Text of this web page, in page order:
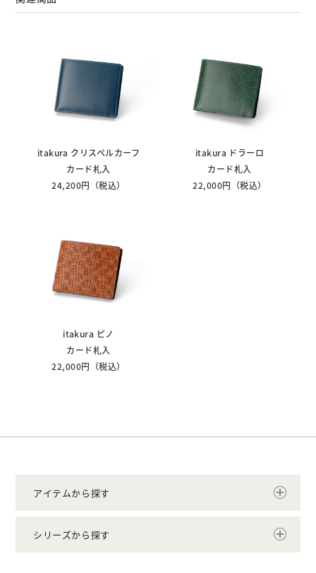
itakura クリスペルカーフ
カード札入
24,200円（税込）
itakura ドラーロ
カード札入
22,000円（税込）
itakura ピノ
カード札入
22,000円（税込）
アイテムから探す
シリーズから探す